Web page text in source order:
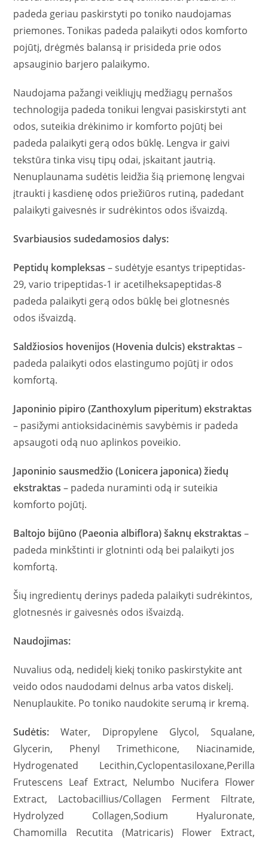
padeda geriau paskirstyti po toniko naudojamas
priemones. Tonikas padeda palaikyti odos komforto
pojūtį, drėgmės balansą ir prisideda prie odos
apsauginio barjero palaikymo.
Naudojama pažangi veikliųjų medžiagų pernašos
technologija padeda tonikui lengvai pasiskirstyti ant
odos, suteikia drėkinimo ir komforto pojūtį bei
padeda palaikyti gerą odos būklę. Lengva ir gaivi
tekstūra tinka visų tipų odai, įskaitant jautrią.
Nenuplaunama sudėtis leidžia šią priemonę lengvai
įtraukti į kasdienę odos priežiūros rutiną, padedant
palaikyti gaivesnės ir sudrėkintos odos išvaizdą.
Svarbiausios sudedamosios dalys:
Peptidų kompleksas – sudėtyje esantys tripeptidas-
29, vario tripeptidas-1 ir acetilheksapeptidas-8
padeda palaikyti gerą odos būklę bei glotnesnės
odos išvaizdą.
Saldžiosios hovenijos (Hovenia dulcis) ekstraktas –
padeda palaikyti odos elastingumo pojūtį ir odos
komfortą.
Japoninio pipiro (Zanthoxylum piperitum) ekstraktas
– pasižymi antioksidacinėmis savybėmis ir padeda
apsaugoti odą nuo aplinkos poveikio.
Japoninio sausmedžio (Lonicera japonica) žiedų
ekstraktas – padeda nuraminti odą ir suteikia
komforto pojūtį.
Baltojo bijūno (Paeonia albiflora) šaknų ekstraktas –
padeda minkštinti ir glotninti odą bei palaikyti jos
komfortą.
Šių ingredientų derinys padeda palaikyti sudrėkintos,
glotnesnės ir gaivesnės odos išvaizdą.
Naudojimas:
Nuvalius odą, nedidelį kiekį toniko paskirstykite ant
veido odos naudodami delnus arba vatos diskelį.
Nenuplaukite. Po toniko naudokite serumą ir kremą.
Sudėtis: Water, Dipropylene Glycol, Squalane,
Glycerin, Phenyl Trimethicone, Niacinamide,
Hydrogenated Lecithin,Cyclopentasiloxane,Perilla
Frutescens Leaf Extract, Nelumbo Nucifera Flower
Extract, Lactobacillius/Collagen Ferment Filtrate,
Hydrolyzed Collagen,Sodium Hyaluronate,
Chamomilla Recutita (Matricaris) Flower Extract,